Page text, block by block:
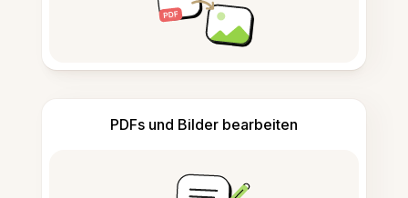
PDFs und Bilder bearbeiten